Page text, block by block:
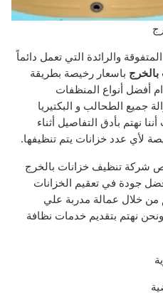
والرائدة التي تعمل دائماً
باسعار رخيصة بطريقة
أفضل أنواع المنظفات
جميع الطحالب و البكتيريا
نهتم بأدق التفاصيل أثناء
لأي عدد خزانات يتم تنظيفها.
شركة تنظيف خزانات بالخرج
جودة في تعقيم الخزانات
من خلال عمالة مدربة علي
نهتم بتقديم خدمات نظافة